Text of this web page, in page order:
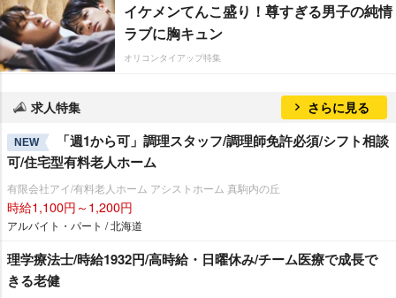
イケメンてんこ盛り！尊すぎる男子の純情
ラブに胸キュン
オリコンタイアップ特集
求人特集 さらに見る
NEW
「週1から可」調理スタッフ/調理師免許必須/シフト相談
可/住宅型有料老人ホーム
有限会社アイ/有料老人ホーム アシストホーム 真駒内の丘
時給1,100円～1,200円
アルバイト・パート / 北海道
理学療法士/時給1932円/高時給・日曜休み/チーム医療で成長で
きる老健